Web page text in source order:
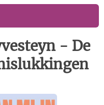
- De